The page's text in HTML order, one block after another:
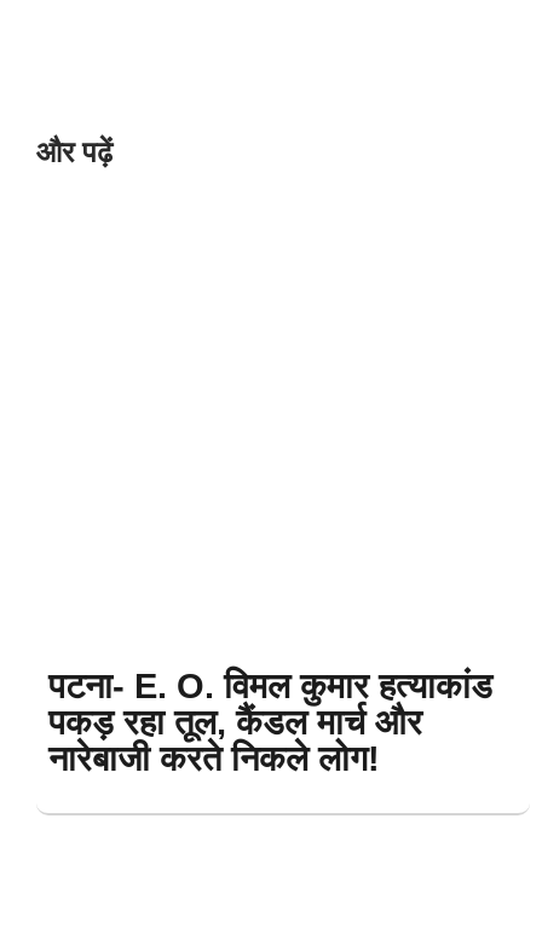
और पढ़ें
पटना- E. O. विमल कुमार हत्याकांड
पकड़ रहा तूल, कैंडल मार्च और
नारेबाजी करते निकले लोग!